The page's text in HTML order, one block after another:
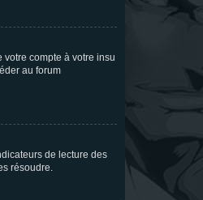
votre compte à votre insu
au forum
de lecture des
résoudre.